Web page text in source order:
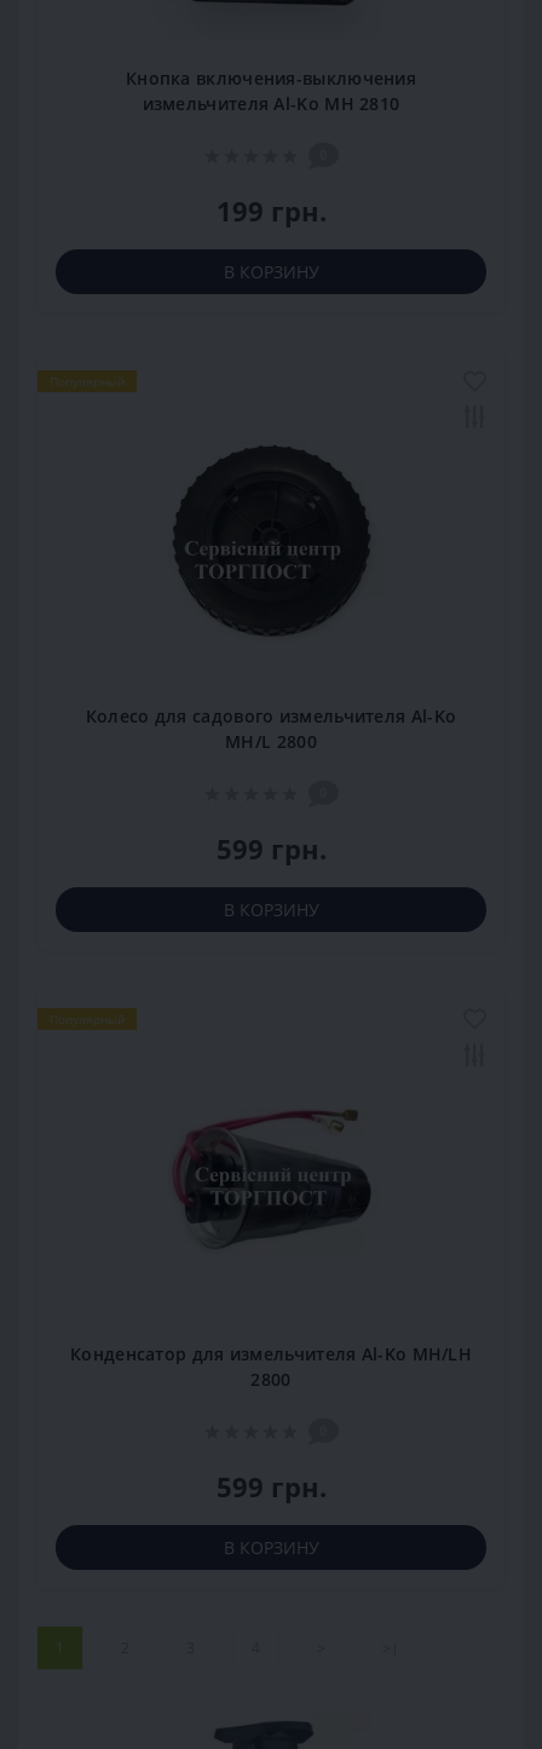
Кнопка включения-выключения
измельчителя Al-Ko MH 2810
199 грн.
В КОРЗИНУ
Популярный
Колесо для садового измельчителя Al-Ko
MH/L 2800
599 грн.
В КОРЗИНУ
Популярный
Конденсатор для измельчителя Al-Ko MH/LH
2800
599 грн.
В КОРЗИНУ
1